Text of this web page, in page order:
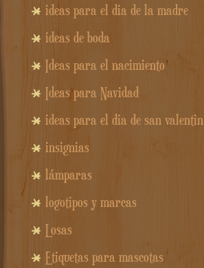
ideas para el dia de la madre
ideas de boda
Ideas para el nacimiento
Ideas para Navidad
ideas para el dia de san valentin
insignias
lámparas
logotipos y marcas
Losas
Etiquetas para mascotas